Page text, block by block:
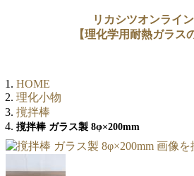
リカシツオンライ
【理化学用耐熱ガラス
HOME
理化小物
撹拌棒
撹拌棒 ガラス製 8φ×200mm
画像を